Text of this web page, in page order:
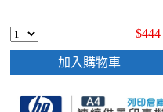
$444
加入購物車